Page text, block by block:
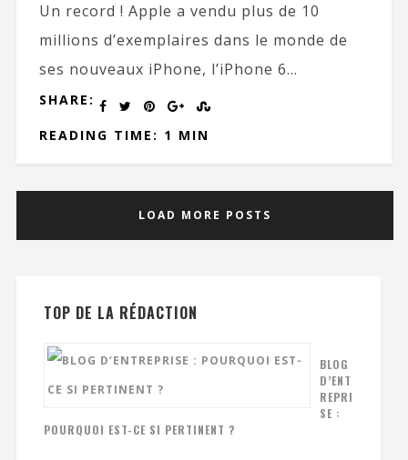
Un record ! Apple a vendu plus de 10
millions d’exemplaires dans le monde de
ses nouveaux iPhone, l’iPhone 6...
SHARE:
READING TIME: 1 MIN
LOAD MORE POSTS
TOP DE LA RÉDACTION
BLOG
D’ENT
REPRI
SE :
POURQUOI EST-CE SI PERTINENT ?